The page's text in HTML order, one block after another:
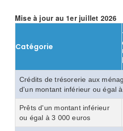
Mise à jour au 1er juillet 2026
Catégorie
Crédits de trésorerie aux
d'un montant inférieur ou égal
Prêts d'un montant inférieur
ou égal à 3 000 euros